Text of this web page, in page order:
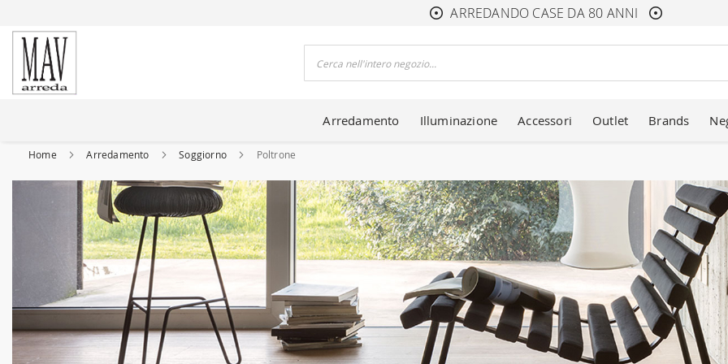
ARREDANDO CASE DA 80 ANNI
Arredamento Illuminazione Accessori Outlet Brands
Home Arredamento Soggiorno Poltrone